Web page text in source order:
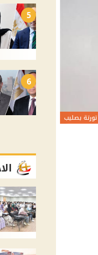
بصليب
5
6